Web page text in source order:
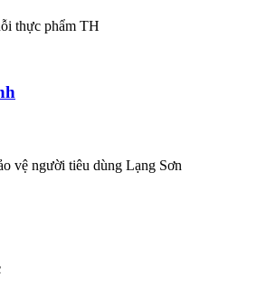
thực phẩm TH
vệ người tiêu dùng Lạng Sơn